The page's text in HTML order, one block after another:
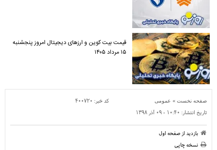
قیمت بیت کوین و ارز‌های دیجیتال امروز پنجشنبه
۱۵ مرداد ۱۴۰۵
صفحه نخست » عمومی کد خبر: ۴۰۰۷۲۰
تاریخ انتشار: ۱۰:۴۰ - ۰۹ آذر ۱۳۹۸
بازدید از صفحه اول
نسخه چاپی